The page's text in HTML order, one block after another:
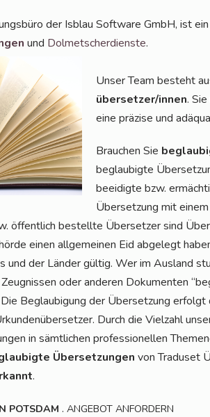
der Isblau Soft­ware GmbH, ist
und Dol­met­scher­diens­te.
Unser Team besteht
über­set­zer/in­nen.
eine prä­zi­se und
Brau­chen Sie
beglau­big­te
beei­dig­te bzw.
Über­set­zung mit
öffent­lich bestell­te Über­set­zer sind
einen all­ge­mei­nen Eid abge­legt
und der Län­der gül­tig. Wer im Aus­land
oder ande­ren Doku­men­ten
Beglau­bi­gung der Über­set­zung
Durch die Viel­zahl
in sämt­li­chen pro­fes­sio­nel­len
Über­set­zun­gen von Tra­du­set
.
POTSDAM . ANGEBOT ANFORDERN